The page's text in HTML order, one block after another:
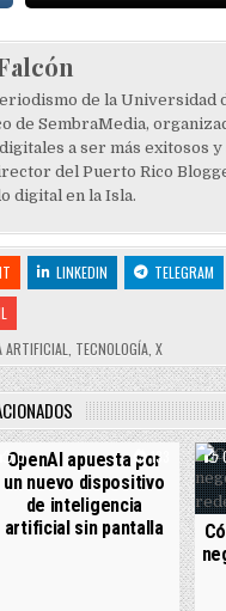
de la Universidad
de SembraMedia,
a ser más exitosos
del Puerto Rico
digital en la Isla.
LINKEDIN TELEGRAM
ARTIFICIAL TECNOLOGÍA ,X
0 133
OpenAI apuesta por
un nuevo dispositivo
de inteligencia
artificial sin pantalla